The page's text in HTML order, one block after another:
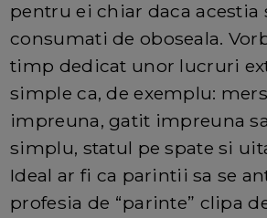
pentru ei chiar daca acestia
consumati de oboseala.
timp dedicat unor lucruri
simple ca, de exemplu:
impreuna, gatit impreuna
simplu, statul pe spate si
Ideal ar fi ca parintii sa se
profesia de “parinte” clipa